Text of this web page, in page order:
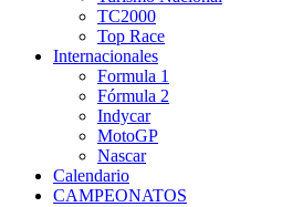
TC2000
Top Race
Internacionales
Formula 1
Fórmula 2
Indycar
MotoGP
Nascar
Calendario
CAMPEONATOS